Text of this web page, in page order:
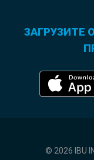
ЗАГРУЗИТЕ
© 2026 IBU